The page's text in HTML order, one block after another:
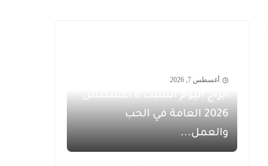
أغسطس 7, 2026
أبراج اليوم السبت 8 أغسطس
2026 العامة في الحب
والعمل...